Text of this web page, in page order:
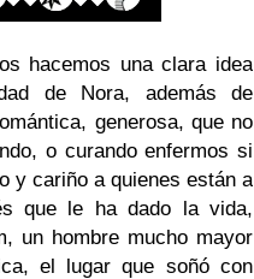
hacemos una clara idea
de Nora, además de
generosa, que no
o curando enfermos si
y cariño a quienes están a
que le ha dado la vida,
un hombre mucho mayor
el lugar que soñó con